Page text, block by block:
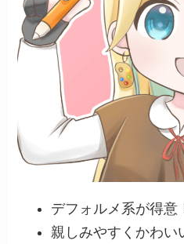
デフォルメ系が得意
親しみやすくかわい